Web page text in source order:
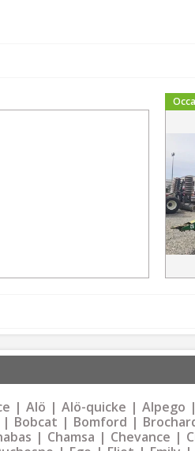
Alö Alö-quicke Alpego
Bobcat Bomford
Chamsa Chevance